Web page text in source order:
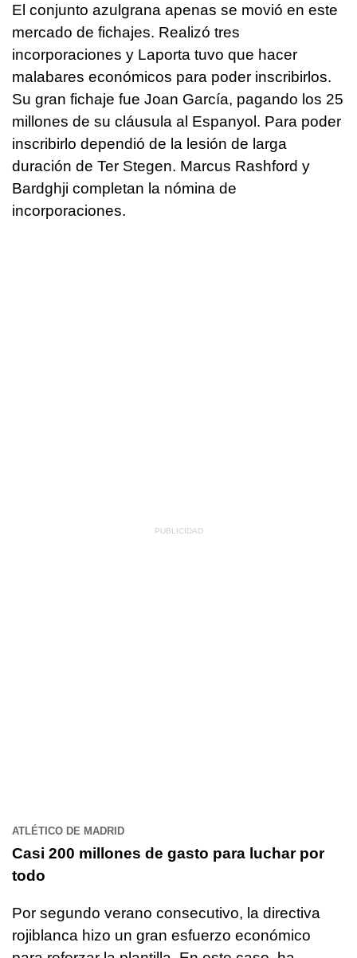
El conjunto azulgrana apenas se movió en este
mercado de fichajes. Realizó tres
incorporaciones y Laporta tuvo que hacer
malabares económicos para poder inscribirlos.
Su gran fichaje fue Joan García, pagando los 25
millones de su cláusula al Espanyol. Para poder
inscribirlo dependió de la lesión de larga
duración de Ter Stegen. Marcus Rashford y
Bardghji completan la nómina de
incorporaciones.
ATLÉTICO DE MADRID
Casi 200 millones de gasto para luchar por
todo
Por segundo verano consecutivo, la directiva
rojiblanca hizo un gran esfuerzo económico